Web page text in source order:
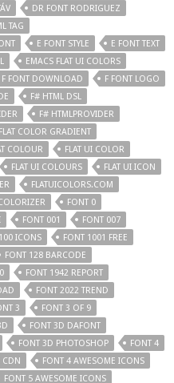
DR FONT RODRIGUEZ
TAG
E FONT STYLE
E FONT TEXT
EMACS FLAT UI COLORS
F FONT DOWNLOAD
F FONT LOGO
F# HTML DSL
F# HTMLPROVIDER
FLAT COLOR GRADIENT
COLOUR
FLAT UI COLOR
FLAT UI COLOURS
FLAT UI ICON
FLATUICOLORS.COM
FONT 0
FONT 001
FONT 007
ICONS
FONT 1001 FREE
FONT 128 BARCODE
FONT 1942 REPORT
FONT 2022 TREND
3
FONT 3 OF 9
FONT 3D DAFONT
FONT 3D PHOTOSHOP
FONT 4
CDN
FONT 4 AWESOME ICONS
FONT 5 AWESOME ICONS